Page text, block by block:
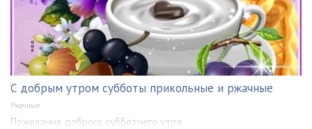
С добрым утром субботы прикольные и ржачные
Ржачные
Пожелания доброго субботнего утра